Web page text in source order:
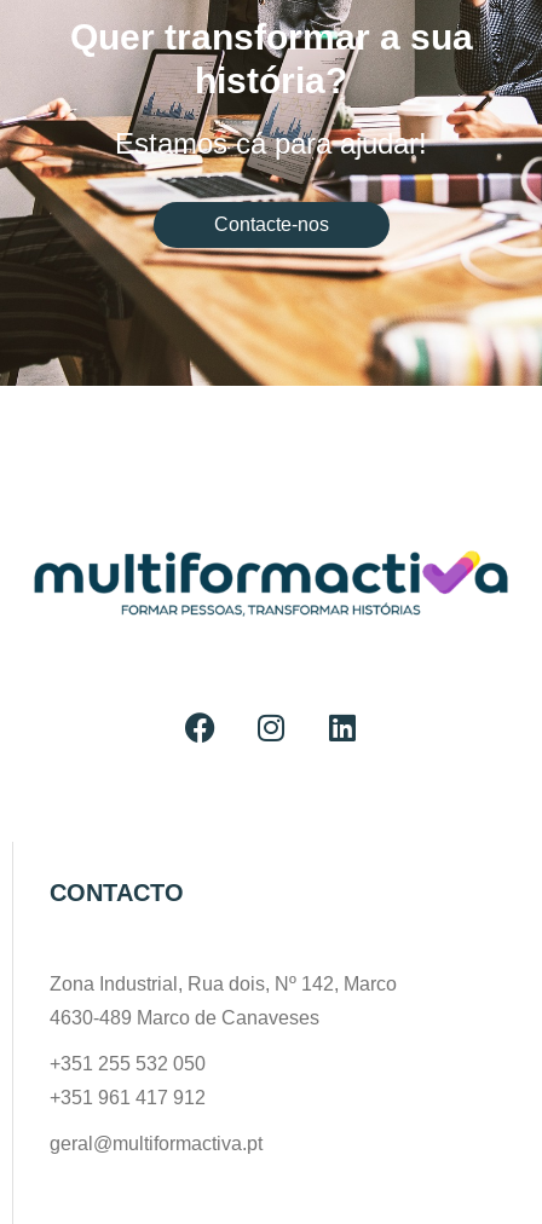
Quer transformar a sua
história?
Estamos cá para ajudar!
Contacte-nos
CONTACTO
Zona Industrial, Rua dois, Nº 142, Marco
4630-489 Marco de Canaveses
+351 255 532 050
+351 961 417 912
geral@multiformactiva.pt